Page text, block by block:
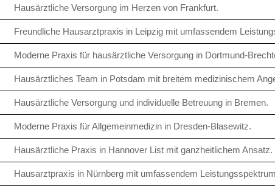
Hausärztliche Versorgung im Herzen von Frankfurt.
Freundliche Hausarztpraxis in Leipzig mit umfassendem
Moderne Praxis für hausärztliche Versorgung in Dortmund-
Hausärztliches Team in Potsdam mit breitem medizinischem
Hausärztliche Versorgung und individuelle Betreuung in Bremen.
Moderne Praxis für Allgemeinmedizin in Dresden-Blasewitz.
Hausärztliche Praxis in Hannover List mit ganzheitlichem Ansatz.
Hausarztpraxis in Nürnberg mit umfassendem